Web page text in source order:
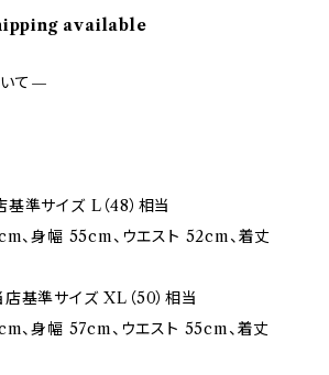
available
て—
準サイズ L（48）相当
、身幅 55cm、ウエスト 52cm、着丈
基準サイズ XL（50）相当
、身幅 57cm、ウエスト 55cm、着丈